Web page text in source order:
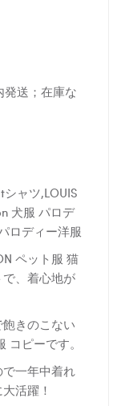
発送；在庫な
ャツ,LOUIS
犬服 パロデ
ロディー洋服
ペット服 猫
、着心地が
きのこない
ピーです。
一年中着れ
活躍！